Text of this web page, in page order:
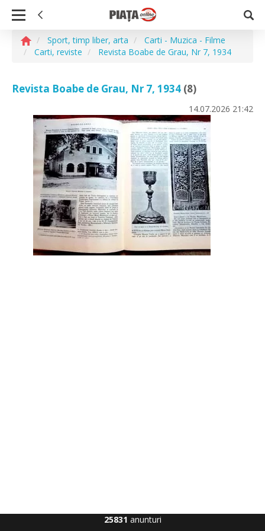
Sport, timp liber, arta
Carti - Muzica - Filme
Carti, reviste
Revista Boabe de Grau, Nr 7, 1934
Revista Boabe de Grau, Nr 7, 1934 (8)
14.07.2026 21:42
25831 anunturi